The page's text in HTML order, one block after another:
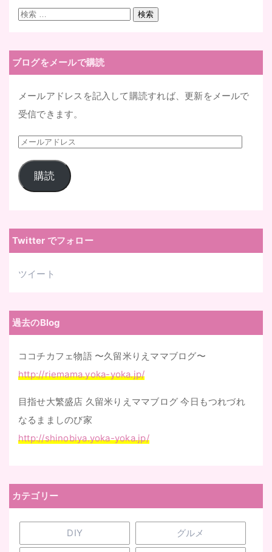
検
検索
ブログをメールで購読
メールアドレスを記入して購読すれば、更新をメールで
受信できます。
メ
ル
レ
購読
Twitter でフォロー
ツイート
過去のBlog
ココチカフェ物語 〜久留米りえママブログ〜
http://riemama.yoka-yoka.jp/
目指せ大繁盛店 久留米りえママブログ 今日もつれづれ
なるまましのび家
http://shinobiya.yoka-yoka.jp/
カテゴリー
DIY グルメ